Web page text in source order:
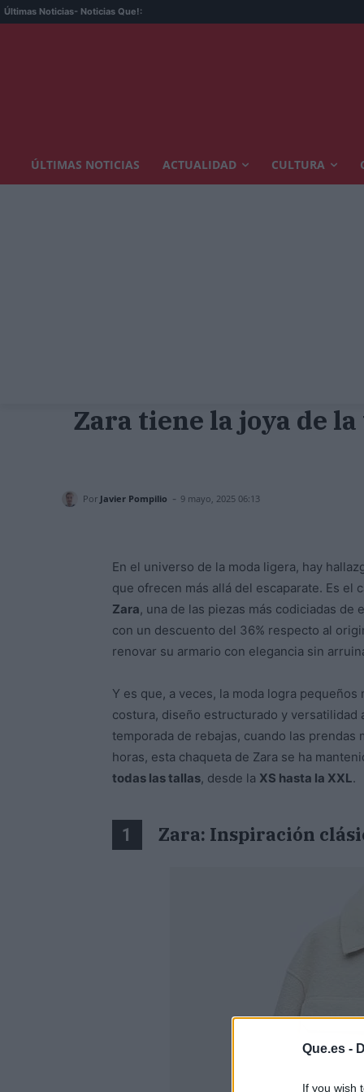
Que.es -
If you wish
Últimas Noticias- Noticias Que!:
ÚLTIMAS NOTICIAS ACTUALIDAD CULTURA
Zara tiene la joya de
Por Javier Pompilio - 9 mayo, 2025 06:13
En el universo de la moda ligera, hay
que ofrecen más allá del escaparate. Es el
Zara, una de las piezas más codiciadas de
con un descuento del 36% respecto al
renovar su armario con elegancia sin
Y es que, a veces, la moda logra
costura, diseño estructurado y versatilidad
temporada de rebajas, cuando las
horas, esta chaqueta de Zara se ha
todas las tallas, desde la XS hasta la XXL.
1 Zara: Inspiración